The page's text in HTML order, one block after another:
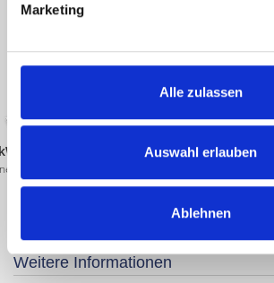
Marketing
Alle zulassen
Auswahl erlauben
Ablehnen
Energieausweis (Bedarfsausweis)
/ (m²*a)
Weitere Informationen